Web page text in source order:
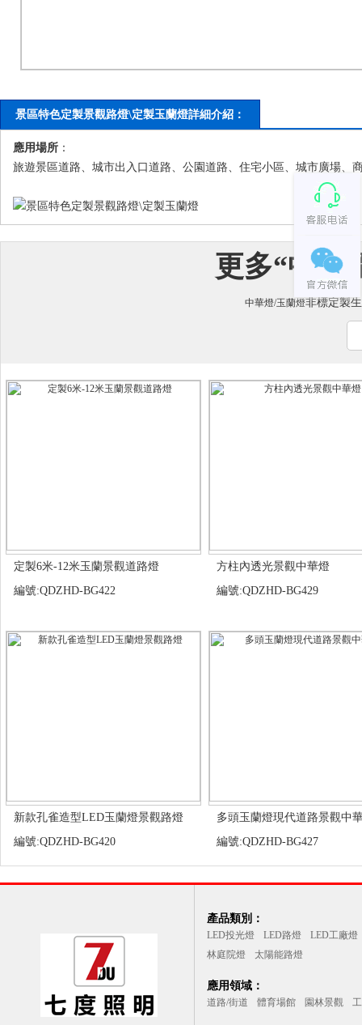
景區特色定製景觀路燈\定製玉蘭燈詳細介紹：
應用場所 ：
旅遊景區道路、城市出入口道路、公園道路、住宅小區、城市廣場、
更多“中華
中華燈/玉蘭燈非標定製
定製6米-12米玉蘭景觀道路燈
編號:QDZHD-BG422
方柱內透光景觀中華燈
編號:QDZHD-BG429
新款孔雀造型LED玉蘭燈景觀路燈
編號:QDZHD-BG420
多頭玉蘭燈現代道路景觀中
編號:QDZHD-BG427
產品類別：
LED投光燈 LED路燈
LED工廠燈
林庭院燈
太陽能路燈
應用領域：
道路/街道 體育場館 園林景觀